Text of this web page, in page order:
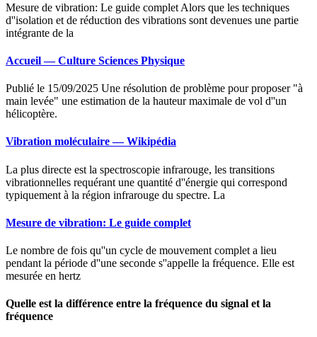
Mesure de vibration: Le guide complet Alors que les techniques
d''isolation et de réduction des vibrations sont devenues une partie
intégrante de la
Accueil — Culture Sciences Physique
Publié le 15/09/2025 Une résolution de problème pour proposer "à
main levée" une estimation de la hauteur maximale de vol d''un
hélicoptère.
Vibration moléculaire — Wikipédia
La plus directe est la spectroscopie infrarouge, les transitions
vibrationnelles requérant une quantité d''énergie qui correspond
typiquement à la région infrarouge du spectre. La
Mesure de vibration: Le guide complet
Le nombre de fois qu''un cycle de mouvement complet a lieu
pendant la période d''une seconde s''appelle la fréquence. Elle est
mesurée en hertz
Quelle est la différence entre la fréquence du signal et la
fréquence